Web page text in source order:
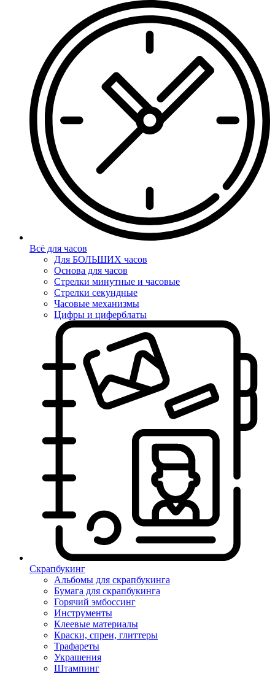
Всё для часов
Для БОЛЬШИХ часов
Основа для часов
Стрелки минутные и часовые
Стрелки секундные
Часовые механизмы
Цифры и циферблаты
Скрапбукинг
Альбомы для скрапбукинга
Бумага для скрапбукинга
Горячий эмбоссинг
Инструменты
Клеевые материалы
Краски, спреи, глиттеры
Трафареты
Украшения
Штампинг